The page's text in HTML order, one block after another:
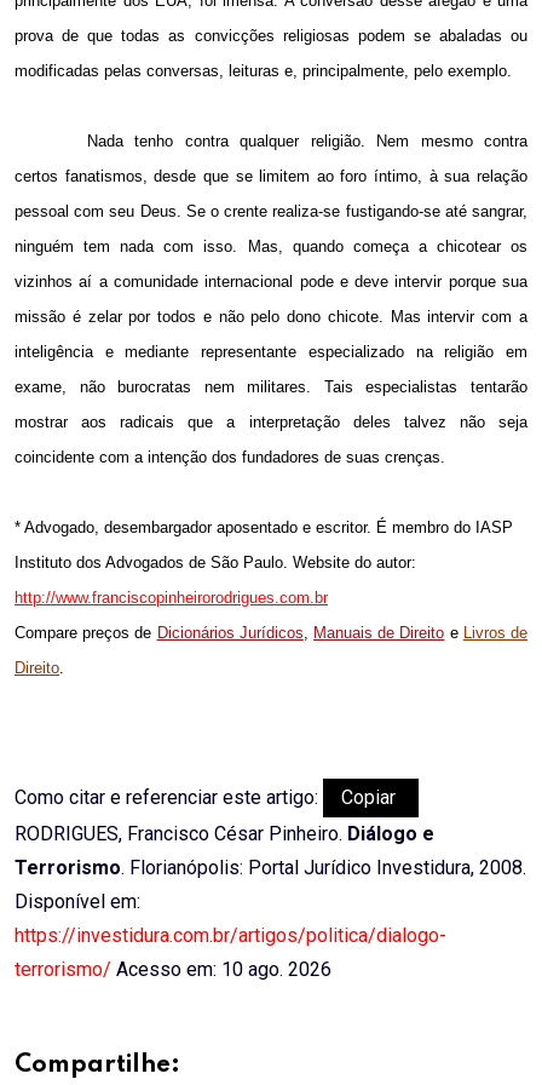
prova de que todas as convicções religiosas podem se abaladas ou
modificadas pelas conversas, leituras e, principalmente, pelo exemplo.
Nada tenho contra qualquer religião. Nem mesmo contra
certos fanatismos, desde que se limitem ao foro íntimo, à sua relação
pessoal com seu Deus. Se o crente realiza-se fustigando-se até sangrar,
ninguém tem nada com isso. Mas, quando começa a chicotear os
vizinhos aí a comunidade internacional pode e deve intervir porque sua
missão é zelar por todos e não pelo dono chicote. Mas intervir com a
inteligência e mediante representante especializado na religião em
exame, não burocratas nem militares. Tais especialistas tentarão
mostrar aos radicais que a interpretação deles talvez não seja
coincidente com a intenção dos fundadores de suas crenças.
* Advogado, desembargador aposentado e escritor. É membro do IASP
Instituto dos Advogados de São Paulo. Website do autor:
http://www.franciscopinheirorodrigues.com.br
Compare preços de Dicionários Jurídicos, Manuais de Direito e Livros de
Direito.
Como citar e referenciar este artigo:
Copiar
RODRIGUES, Francisco César Pinheiro. Diálogo e
Terrorismo. Florianópolis: Portal Jurídico Investidura, 2008.
Disponível em:
https://investidura.com.br/artigos/politica/dialogo-
terrorismo/ Acesso em: 10 ago. 2026
Compartilhe: